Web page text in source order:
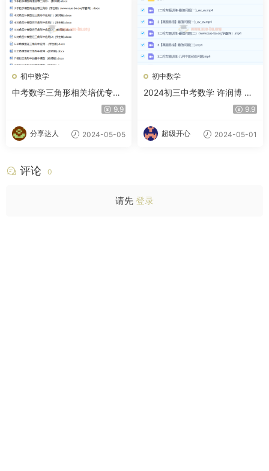
初中数学
中考数学三角形相关培优专题
讲义及专题练习 word文档百9.9
分享达人 2024-05-05
初中数学
2024初三中考数学 许润博 全
国版S 春季下 百度云网盘
9.9
超级开心 2024-05-01
评论 0
请先 登录